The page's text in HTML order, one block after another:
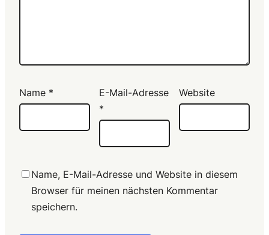
Name *
E-Mail-Adresse
*
Website
Name, E-Mail-Adresse und Website in diesem
Browser für meinen nächsten Kommentar
speichern.